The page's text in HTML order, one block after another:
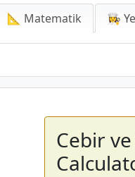
📐 Matematik 👩‍🍳
Cebir